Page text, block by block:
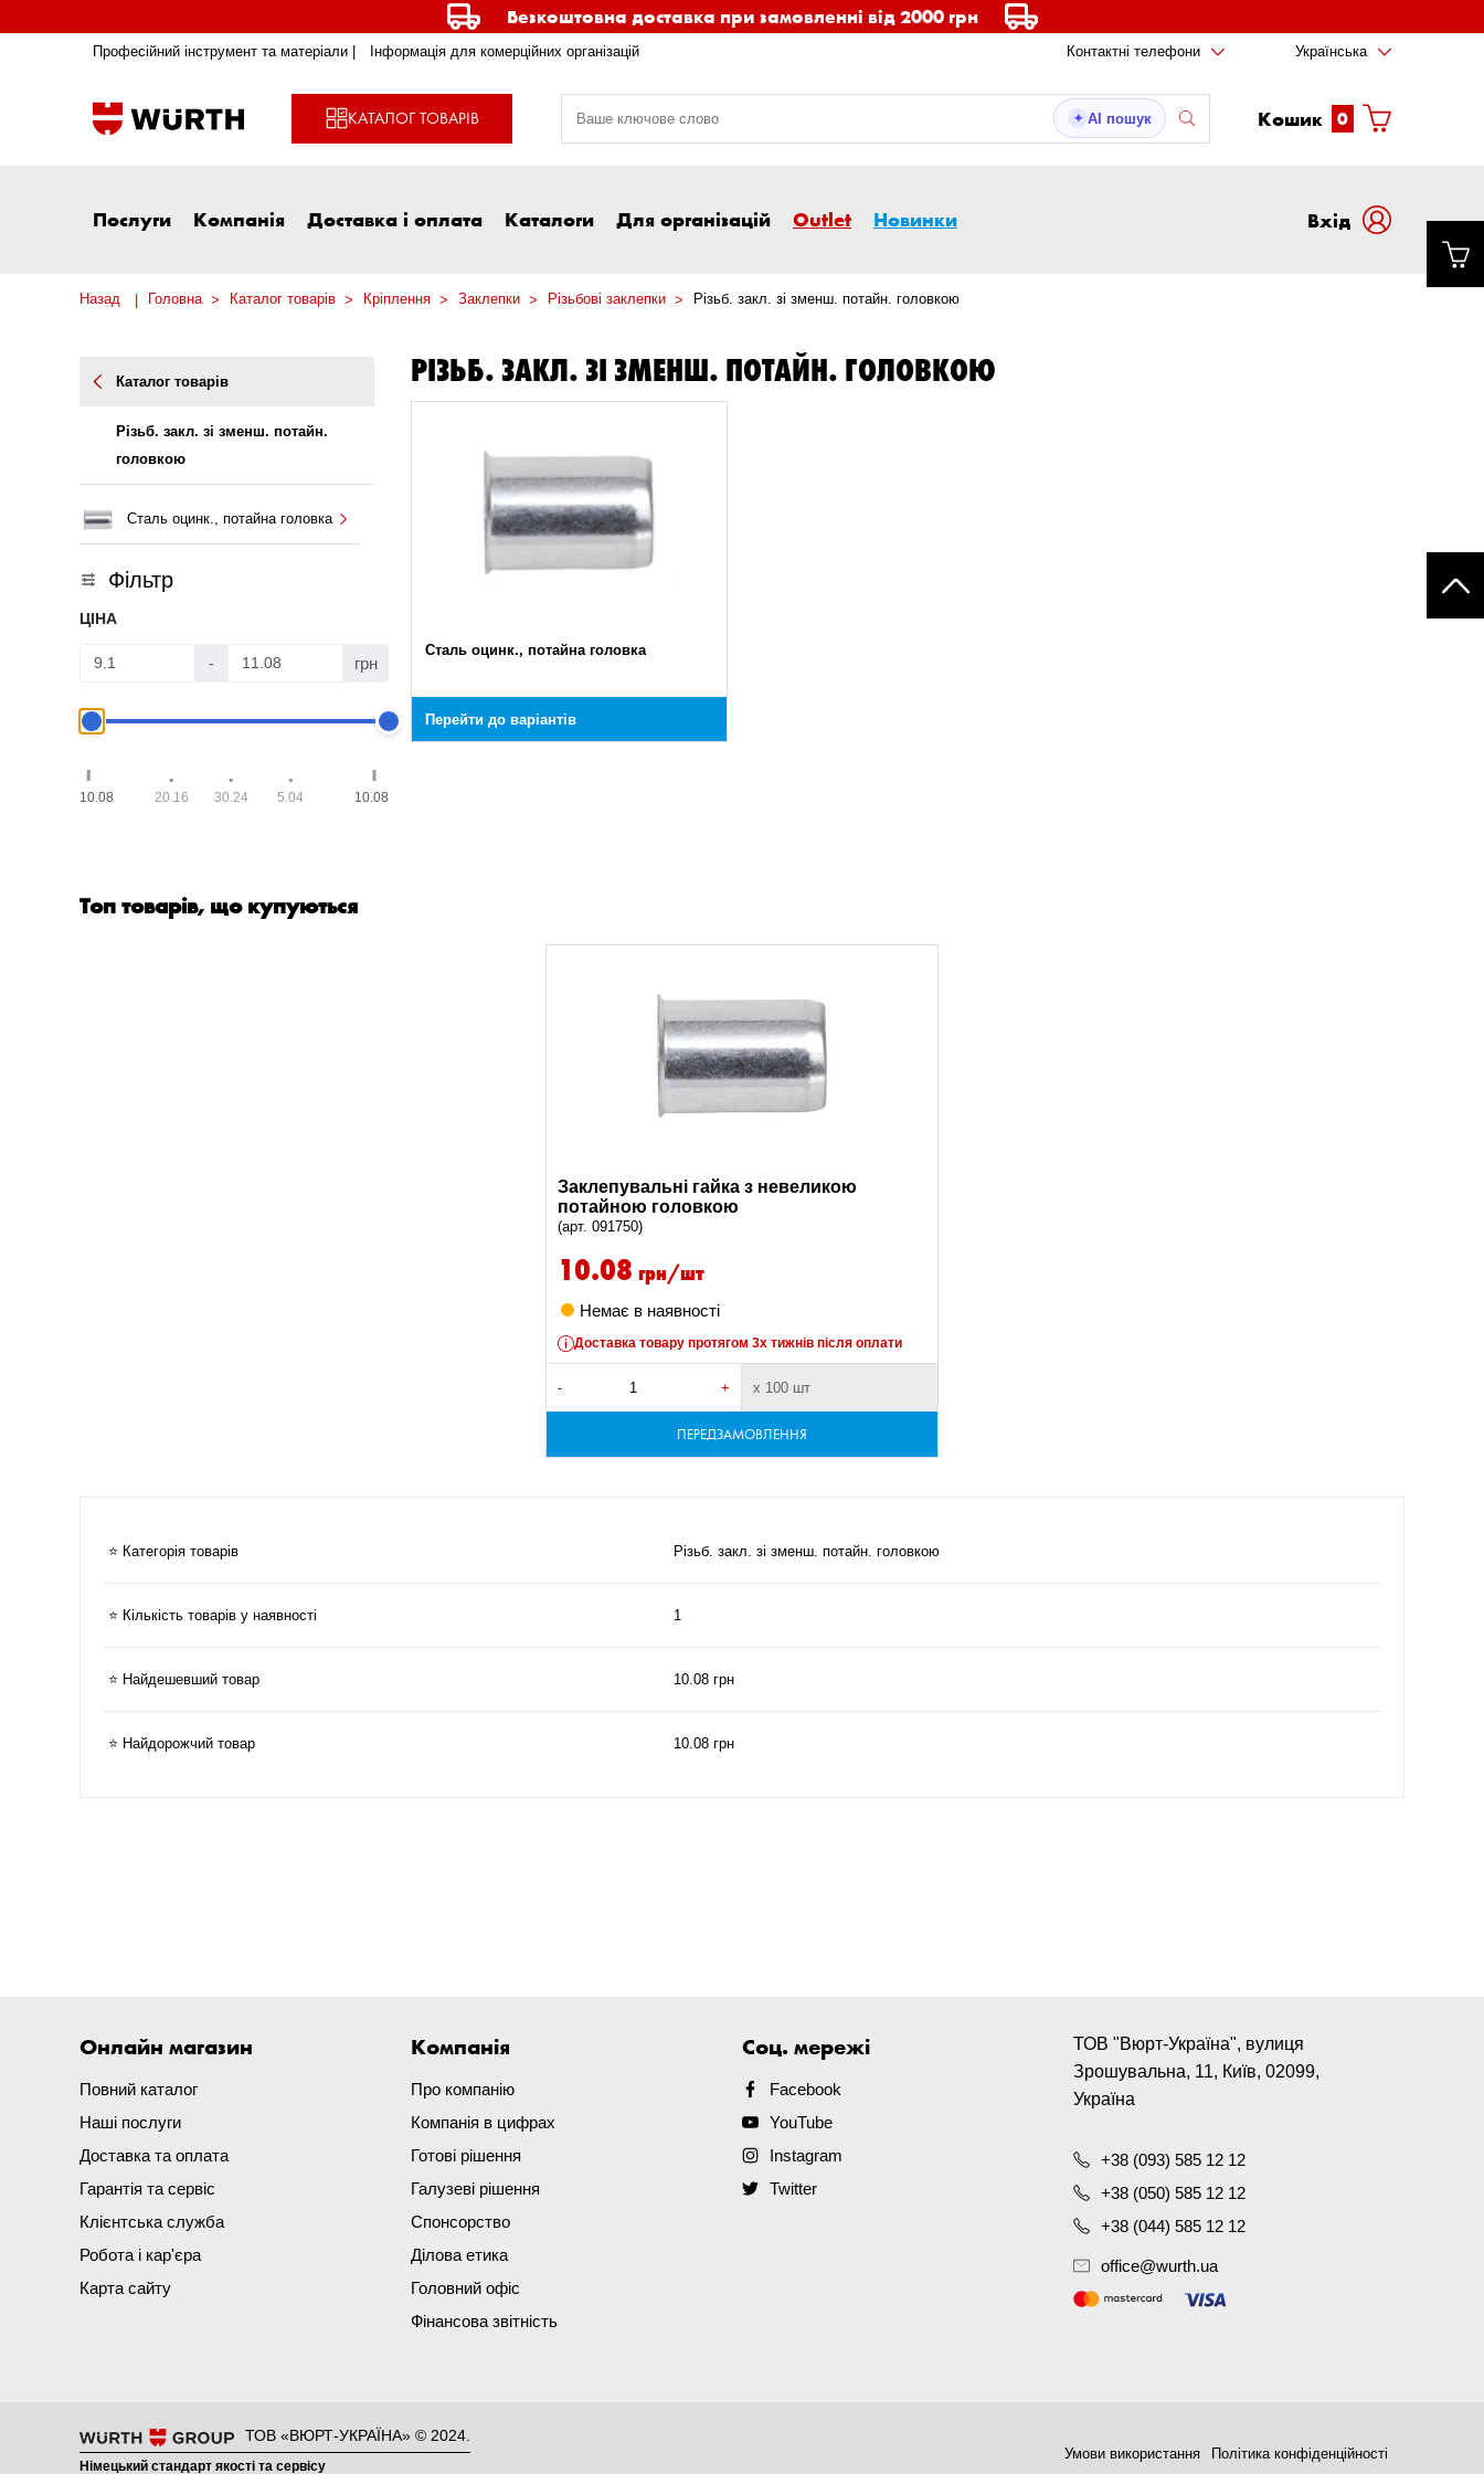
Безкоштовна доставка при замовленні від 2000 грн
Професійний інструмент та матеріали | Інформація для комерційних організацій Контактні телефони Українська
КАТАЛОГ ТОВАРІВ ✦ AI пошук Кошик 0
Послуги Компанія Доставка і оплата Каталоги Для організацій Outlet Новинки Вxід
Назад Головна Каталог товарів Кріплення Заклепки Різьбові заклепки Різьб. закл. зі зменш. потайн. головкою
Каталог товарів
Різьб. закл. зі зменш. потайн.
головкою
Сталь оцинк., потайна головка
Фільтр
ЦІНА
- грн
10.08 20.16 30.24 5.04 10.08
РІЗЬБ. ЗАКЛ. ЗІ ЗМЕНШ. ПОТАЙН. ГОЛОВКОЮ
Сталь оцинк., потайна головка
Перейти до варіантів
Топ товарів, що купуються
Заклепувальні гайка з невеликою
потайною головкою
(арт. 091750)
10.08 грн/шт
Немає в наявності
Доставка товару протягом 3х тижнів після оплати
- + х 100 шт
ПЕРЕДЗАМОВЛЕННЯ
⭐ Категорія товарів Різьб. закл. зі зменш. потайн. головкою
⭐ Кількість товарів у наявності 1
⭐ Найдешевший товар 10.08 грн
⭐ Найдорожчий товар 10.08 грн
Онлайн магазин
Повний каталог
Наші послуги
Доставка та оплата
Гарантія та сервіс
Клієнтська служба
Робота і кар'єра
Карта сайту
Компанія
Про компанію
Компанія в цифрах
Готові рішення
Галузеві рішення
Спонсорство
Ділова етика
Головний офіс
Фінансова звітність
Соц. мережі
Facebook
YouTube
Instagram
Twitter
ТОВ "Вюрт-Україна", вулиця
Зрошувальна, 11, Київ, 02099,
Україна
+38 (093) 585 12 12
+38 (050) 585 12 12
+38 (044) 585 12 12
office@wurth.ua
ТОВ «ВЮРТ-УКРАЇНА» © 2024.
Німецький стандарт якості та сервісу
Умови використання Політика конфіденційності